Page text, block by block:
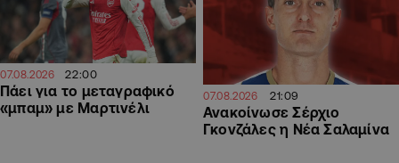
07.08.2026 22:00
Πάει για το μεταγραφικό
«μπαμ» με Μαρτινέλι
07.08.2026 21:09
Ανακοίνωσε Σέρχιο
Γκονζάλες η Νέα Σαλαμίνα